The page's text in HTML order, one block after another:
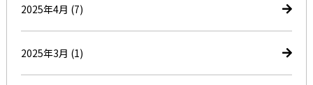
2025年4月 (7)
2025年3月 (1)